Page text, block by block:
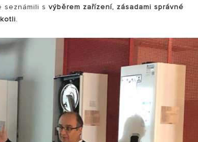
VODY
seznámili svýběrem zařízení, zásadami správné
.